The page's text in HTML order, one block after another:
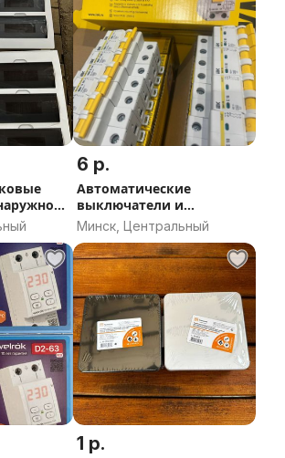
36
6 р.
Автоматические
выключатели и
дифавтоматы IEK по
доступным ценам
Минск, Центральный
1 р.